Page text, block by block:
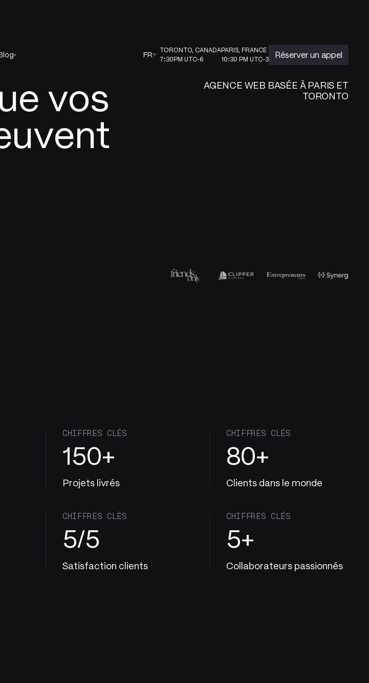
FR
TORONTO, CANADA
7:30PM UTC-6
PARIS, FRANCE
10:30 PM UTC-3
Réserver un appel
vos
AGENCE WEB BASÉE À PARIS ET
TORONTO
CHIFFRES CLÉS
150+
Projets livrés
CHIFFRES CLÉS
80+
Clients dans le monde
CHIFFRES CLÉS
5/5
Satisfaction clients
CHIFFRES CLÉS
5+
Collaborateurs passionnés